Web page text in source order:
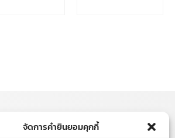
จัดการคำยินยอมคุกกี้